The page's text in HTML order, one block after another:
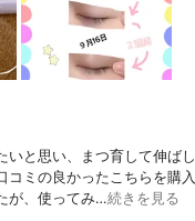
いと思い、まつ育して伸ば
コミの良かったこちらを購
が、使ってみ…続きを見る